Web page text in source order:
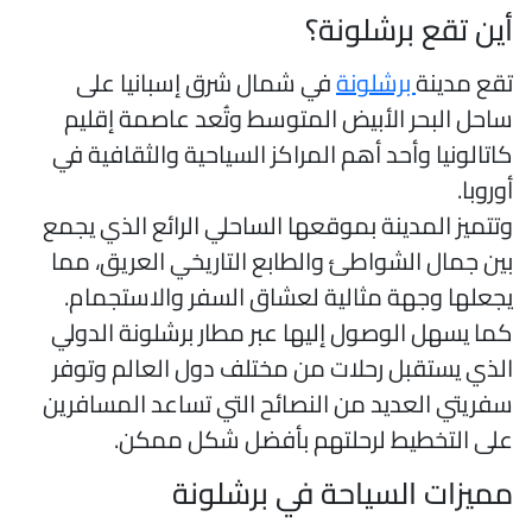
تقع برشلونة؟
مدينةبرشلونةفي شمال شرق إسبانيا على
البحر الأبيض المتوسط وتُعد عاصمة إقليم
وأحد أهم المراكز السياحية والثقافية في
المدينة بموقعها الساحلي الرائع الذي يجمع
جمال الشواطئ والطابع التاريخي العريق، مما
وجهة مثالية لعشاق السفر والاستجمام.
يسهل الوصول إليها عبر مطار برشلونة الدولي
يستقبل رحلات من مختلف دول العالم وتوفر
العديد من النصائح التي تساعد المسافرين
التخطيط لرحلتهم بأفضل شكل ممكن.
السياحة في برشلونة